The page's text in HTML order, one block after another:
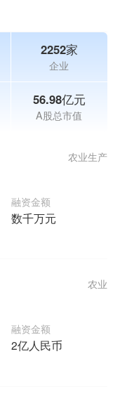
2252家
企业
56.98亿元
A股总市值
融资金额
数千万元
农业生产
融资金额
2亿人民币
农业